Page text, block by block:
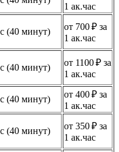
1 ак.час
(40 минут)
от 700 ₽ за
1 ак.час
(40 минут)
от 1100 ₽ за
1 ак.час
(40 минут)
от 400 ₽ за
1 ак.час
(40 минут)
от 350 ₽ за
1 ак.час